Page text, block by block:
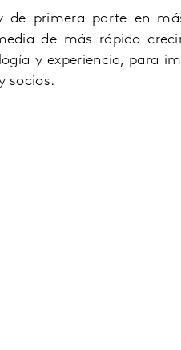
de primera parte en
de más rápido
y experiencia, para
socios.